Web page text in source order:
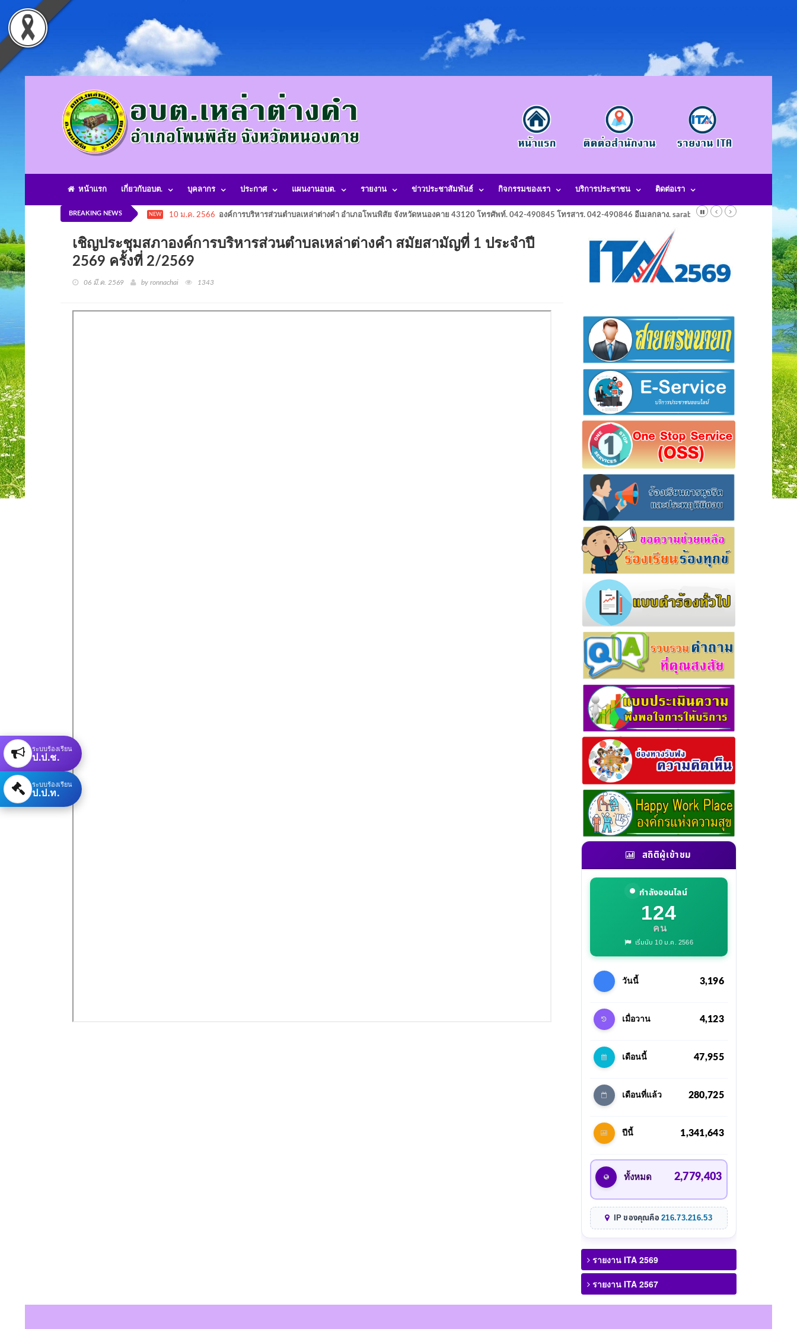
หน้าแรก เกี่ยวกับอบต. บุคลากร ประกาศ แผนงานอบต. รายงาน ข่าวประชาสัมพันธ์ กิจกรรมของเรา บริการประชาชน ติดต่อเรา
BREAKING NEWS NEW 10 ม.ค. 2566 องค์การบริหารส่วนตำบลเหล่าต่างคำ อำเภอโพนพิสัย จังหวัดหนองคาย 43120 โทรศัพท์. 042-490845 โทรสาร. 042-490846 อีเมลกลาง. saraban@laotangkham.go.th
เชิญประชุมสภาองค์การบริหารส่วนตำบลเหล่าต่างคำ สมัยสามัญที่ 1 ประจำปี
2569 ครั้งที่ 2/2569
06 มี.ค. 2569 by ronnachai 1343
สถิติผู้เข้าชม
กำลังออนไลน์
124
คน
เริ่มนับ 10 ม.ค. 2566
วันนี้ 3,196
เมื่อวาน 4,123
เดือนนี้ 47,955
เดือนที่แล้ว 280,725
ปีนี้ 1,341,643
ทั้งหมด 2,779,403
IP ของคุณคือ216.73.216.53
รายงาน ITA 2569
รายงาน ITA 2567
ระบบร้องเรียน
ป.ป.ช.
ระบบร้องเรียน
ป.ป.ท.